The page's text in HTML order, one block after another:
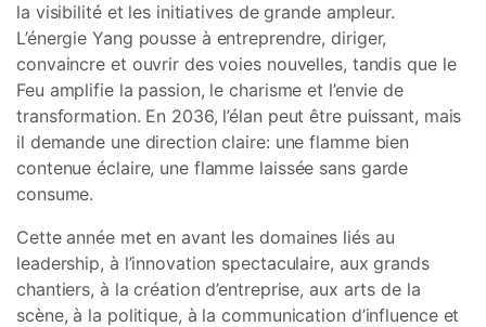
la visibilité et les initiatives de grande ampleur.
L’énergie Yang pousse à entreprendre, diriger,
convaincre et ouvrir des voies nouvelles, tandis que le
Feu amplifie la passion, le charisme et l’envie de
transformation. En 2036, l’élan peut être puissant, mais
il demande une direction claire: une flamme bien
contenue éclaire, une flamme laissée sans garde
consume.
Cette année met en avant les domaines liés au
leadership, à l’innovation spectaculaire, aux grands
chantiers, à la création d’entreprise, aux arts de la
scène, à la politique, à la communication d’influence et